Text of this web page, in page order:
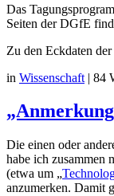
Das
Seiten der DGfE
Zu den Eckdaten
in Wissenschaft | 84
Die einen oder
habe ich zusammen
(etwa um „
anzumerken. Damit